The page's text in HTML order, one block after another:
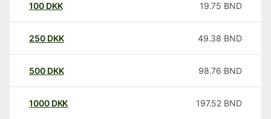
100 DKK 19.75 BND
250 DKK 49.38 BND
500 DKK 98.76 BND
1000 DKK 197.52 BND